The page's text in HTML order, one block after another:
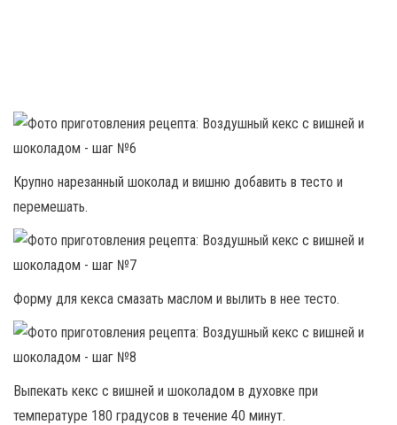
Крупно нарезанный шоколад и вишню добавить в тесто и
перемешать.
Форму для кекса смазать маслом и вылить в нее тесто.
Выпекать кекс с вишней и шоколадом в духовке при
температуре 180 градусов в течение 40 минут.